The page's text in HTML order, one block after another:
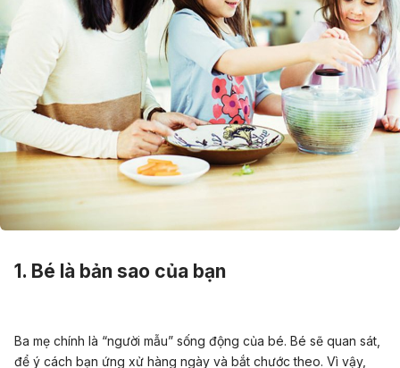
1. Bé là bản sao của bạn
Ba mẹ chính là “người mẫu” sống động của bé. Bé sẽ quan sát,
để ý cách bạn ứng xử hàng ngày và bắt chước theo. Vì vậy,